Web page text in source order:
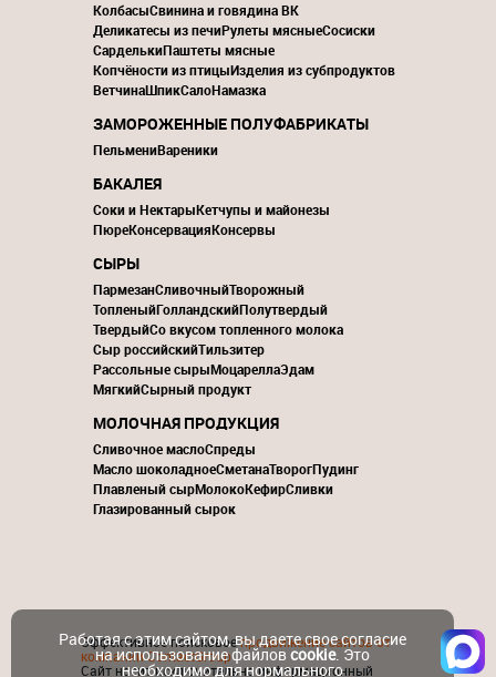
КолбасыСвинина и говядина ВК
Деликатесы из печиРулеты мясныеСосиски
СарделькиПаштеты мясные
Копчёности из птицыИзделия из субпродуктов
ВетчинаШпикСалоНамазка
ЗАМОРОЖЕННЫЕ ПОЛУФАБРИКАТЫ
ПельмениВареники
БАКАЛЕЯ
Соки и НектарыКетчупы и майонезы
ПюреКонсервацияКонсервы
СЫРЫ
ПармезанСливочныйТворожный
ТопленыйГолландскийПолутвердый
ТвердыйСо вкусом топленного молока
Сыр российскийТильзитер
Рассольные сырыМоцареллаЭдам
МягкийСырный продукт
МОЛОЧНАЯ ПРОДУКЦИЯ
Сливочное маслоСпреды
Масло шоколадноеСметанаТворогПудинг
Плавленый сырМолокоКефирСливки
Глазированный сырок
Эффективное поисковоепродвижение сайтов от
компании ContactGroup
Сайт носит исключительно информационный
Работая с этим сайтом, вы даете свое согласие
на использование файловcookie. Это
необходимо для нормального